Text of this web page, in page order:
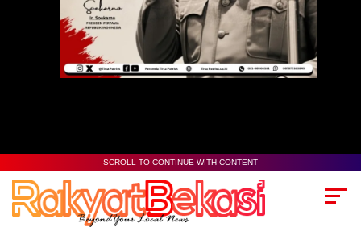
SCROLL TO CONTINUE WITH CONTENT